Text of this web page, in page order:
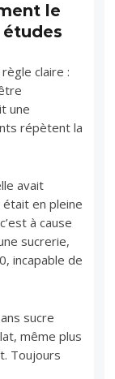
le
claire :
une
répètent la
avait
en pleine
à cause
sucrerie,
incapable de
sucre
même plus
Toujours